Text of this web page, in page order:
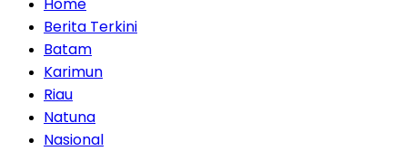
Berita Terkini
Batam
Karimun
Riau
Natuna
Nasional